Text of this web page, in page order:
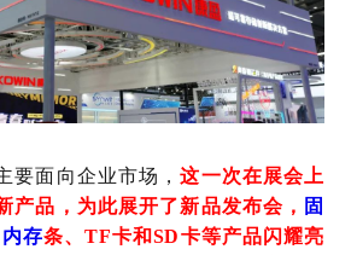
要面向企业市场，这一次在展会上
产品，为此展开了新品发布会， 固
内存条、TF卡和SD卡等产品闪耀亮